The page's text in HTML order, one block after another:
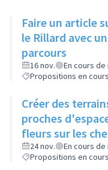
Faire un article
le Rillard avec
parcours
16 nov.
En cours
Propositions en
Créer des
proches
fleurs sur les
immeubles
24 nov.
En cours
Propositions en